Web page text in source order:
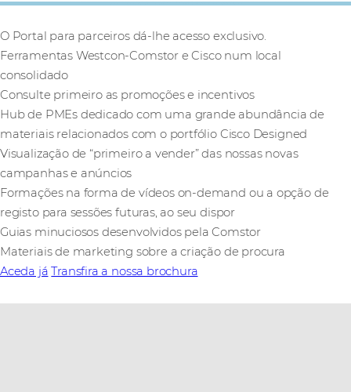
O Portal para parceiros dá-lhe acesso exclusivo.
Ferramentas Westcon-Comstor e Cisco num local
consolidado
Consulte primeiro as promoções e incentivos
Hub de PMEs dedicado com uma grande abundância de
materiais relacionados com o portfólio Cisco Designed
Visualização de “primeiro a vender” das nossas novas
campanhas e anúncios
Formações na forma de vídeos on-demand ou a opção de
registo para sessões futuras, ao seu dispor
Guias minuciosos desenvolvidos pela Comstor
Materiais de marketing sobre a criação de procura
Aceda já Transfira a nossa brochura